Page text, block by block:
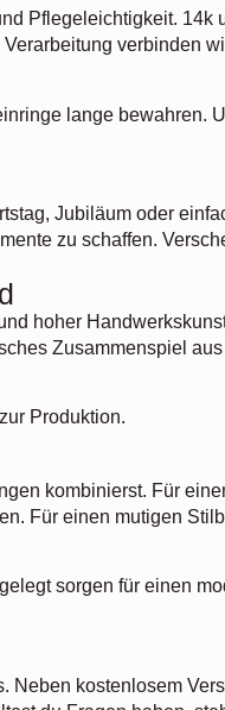
Pflegeleichtigkeit. 14k
verbinden
lange bewahren.
Jubiläum oder
zu schaffen.
hoher
Zusammenspiel
Produktion.
kombinierst. Für
Für einen mutigen
sorgen für einen
Neben kostenlosem